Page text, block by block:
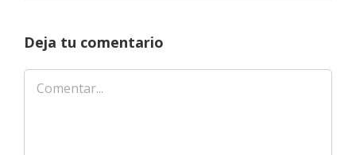
Deja tu comentario
Comentar